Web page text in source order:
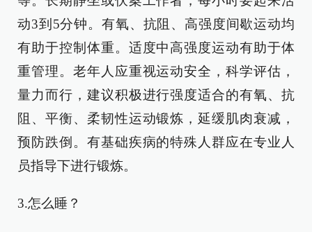
动3到5分钟。有氧、抗阻、高强度间歇运动均
有助于控制体重。适度中高强度运动有助于体
重管理。老年人应重视运动安全，科学评估，
量力而行，建议积极进行强度适合的有氧、抗
阻、平衡、柔韧性运动锻炼，延缓肌肉衰减，
预防跌倒。有基础疾病的特殊人群应在专业人
员指导下进行锻炼。
3.怎么睡？